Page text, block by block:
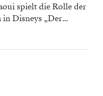
spielt die Rolle der
in Disneys „Der...